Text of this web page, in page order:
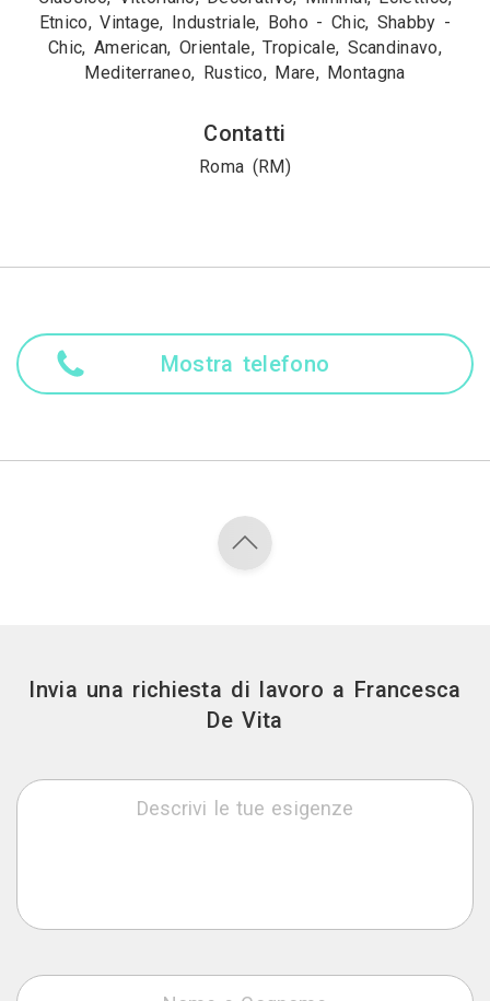
Etnico, Vintage, Industriale, Boho - Chic, Shabby -
Chic, American, Orientale, Tropicale, Scandinavo,
Mediterraneo, Rustico, Mare, Montagna
Contatti
Roma (RM)
Mostra telefono
Invia una richiesta di lavoro a Francesca
De Vita